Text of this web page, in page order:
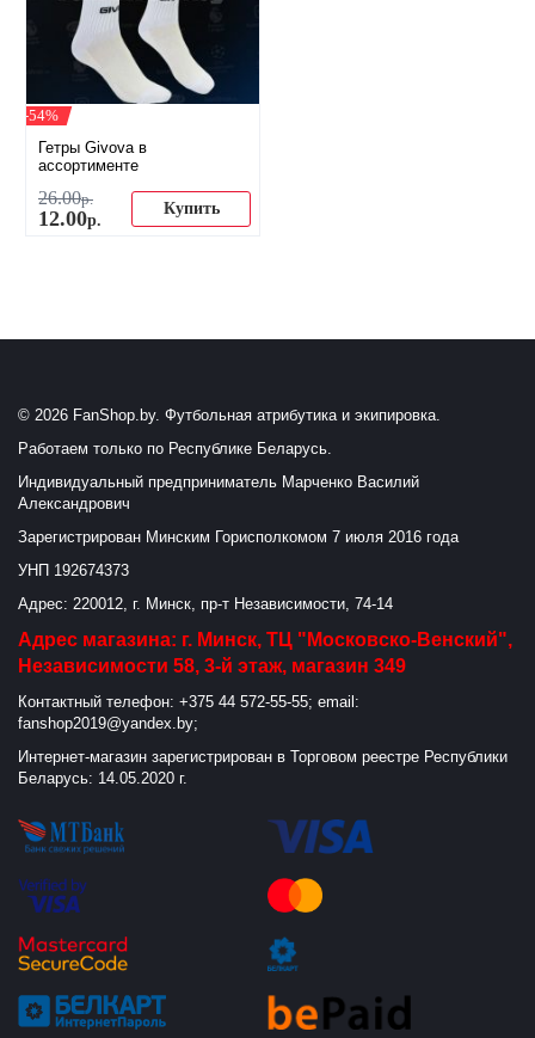
-54%
Гетры Givova в
ассортименте
26.00р.
12.00р.
Купить
© 2026 FanShop.by. Футбольная атрибутика и экипировка.
Работаем только по Республике Беларусь.
Индивидуальный предприниматель Марченко Василий
Александрович
Зарегистрирован Минским Горисполкомом 7 июля 2016 года
УНП 192674373
Адрес: 220012, г. Минск, пр-т Независимости, 74-14
Адрес магазина: г. Минск, ТЦ "Московско-Венский",
Независимости 58, 3-й этаж, магазин 349
Контактный телефон: +375 44 572-55-55; email:
fanshop2019@yandex.by;
Интернет-магазин зарегистрирован в Торговом реестре Республики
Беларусь: 14.05.2020 г.